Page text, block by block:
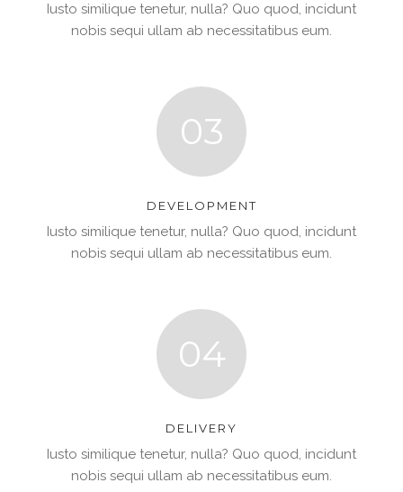
Iusto similique tenetur, nulla? Quo quod, incidunt
nobis sequi ullam ab necessitatibus eum.
03
DEVELOPMENT
Iusto similique tenetur, nulla? Quo quod, incidunt
nobis sequi ullam ab necessitatibus eum.
04
DELIVERY
Iusto similique tenetur, nulla? Quo quod, incidunt
nobis sequi ullam ab necessitatibus eum.